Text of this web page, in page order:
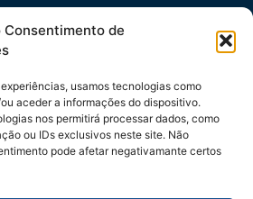
no Jurídico
por Manuella Gelli,
em Legal Operations & IA.
Consentimento de
usamos tecnologias como
aceder a informações do dispositivo.
nos permitirá processar dados, como
ou IDs exclusivos neste site. Não
pode afetar negativamante certos
| (47) 3328- 2929